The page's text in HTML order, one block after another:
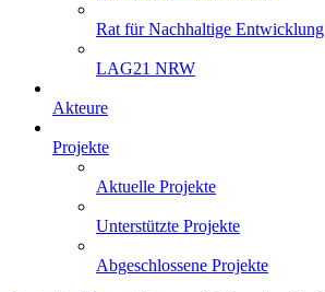
Rat für Nachhaltige Entwicklung
LAG21 NRW
Akteure
Projekte
Aktuelle Projekte
Unterstützte Projekte
Abgeschlossene Projekte